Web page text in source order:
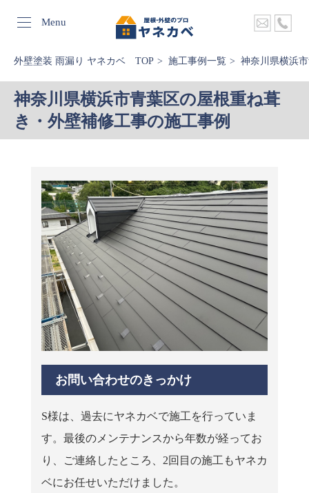
Menu
外壁塗装 雨漏り ヤネカベ TOP 施工事例一覧 神奈川県横浜
神奈川県横浜市青葉区の屋根重ね葺
き・外壁補修工事の施工事例
お問い合わせのきっかけ
S様は、過去にヤネカベで施工を行っていま
す。最後のメンテナンスから年数が経ってお
り、ご連絡したところ、2回目の施工もヤネカ
ベにお任せいただけました。